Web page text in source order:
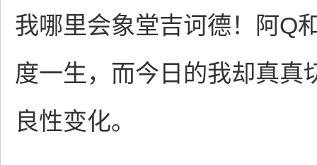
我哪里会象堂吉诃德！阿Q
度一生，而今日的我却真真
良性变化。